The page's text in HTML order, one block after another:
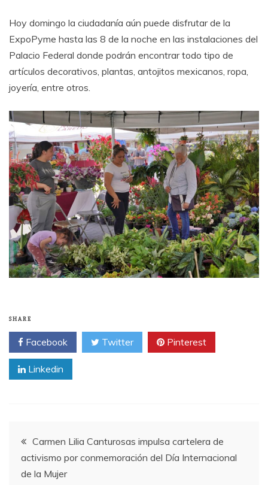
Hoy domingo la ciudadanía aún puede disfrutar de la
ExpoPyme hasta las 8 de la noche en las instalaciones del
Palacio Federal donde podrán encontrar todo tipo de
artículos decorativos, plantas, antojitos mexicanos, ropa,
joyería, entre otros.
SHARE
Facebook Twitter Pinterest
Linkedin
Post
navigation
Carmen Lilia Canturosas impulsa cartelera de
activismo por conmemoración del Día Internacional
de la Mujer